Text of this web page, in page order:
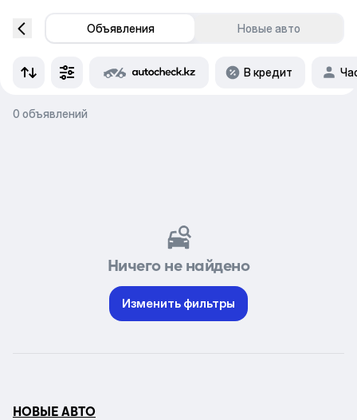
Объявления Новые авто
В кредит
0 объявлений
Ничего не найдено
Изменить фильтры
НОВЫЕ АВТО